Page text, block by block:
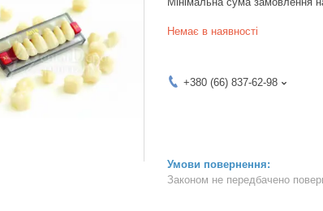
Немає в наявності
+380 (66) 837-62-98
Законом не передбачено